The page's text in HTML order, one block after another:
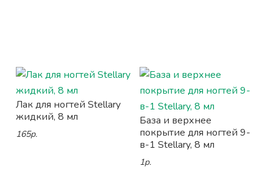
Лак для ногтей Stellary
жидкий, 8 мл
165р.
База и верхнее
покрытие для ногтей 9-
в-1 Stellary, 8 мл
1р.